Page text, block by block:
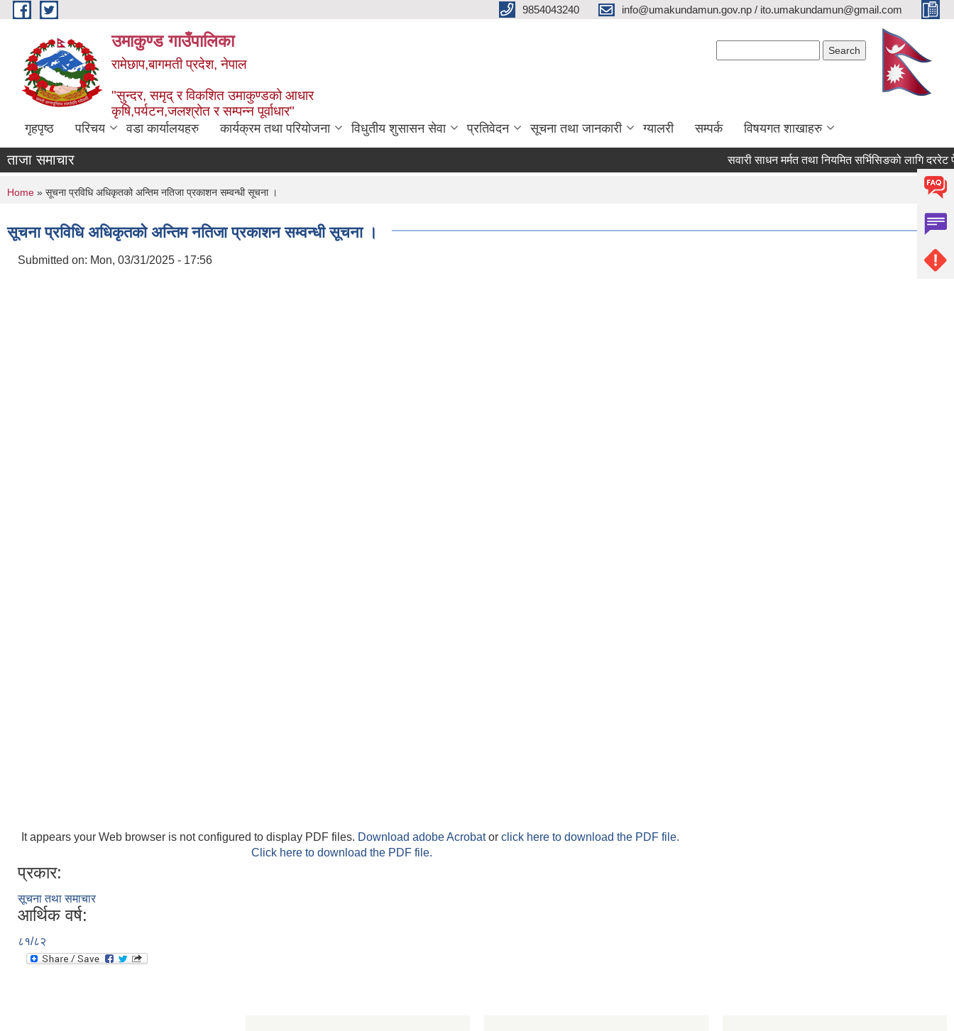
Skip to main content 9854043240 info@umakundamun.gov.np / ito.umakundamun@gmail.com
उमाकुण्ड गाउँपालिका
रामेछाप,बागमती प्रदेश, नेपाल
"सुन्दर, समृद् र विकशित उमाकुण्डको आधार
कृषि,पर्यटन,जलश्रोत र सम्पन्न पूर्वाधार"
गृहपृष्ठ परिचय वडा कार्यालयहरु कार्यक्रम तथा परियोजना विधुतीय शुसासन सेवा प्रतिवेदन सूचना तथा जानकारी ग्यालरी सम्पर्क विषयगत शाखाहरु
ताजा समाचार सवारी साधन मर्मत तथा नियमित सर्भिसिङको लागि दररेट पेश
You are here
Home » सूचना प्रविधि अधिकृतको अन्तिम नतिजा प्रकाशन सम्वन्धी सूचना ।
सूचना प्रविधि अधिकृतको अन्तिम नतिजा प्रकाशन सम्वन्धी सूचना ।
Submitted on: Mon, 03/31/2025 - 17:56
It appears your Web browser is not configured to display PDF files. Download adobe Acrobator click here to download the PDF file.
Click here to download the PDF file.
प्रकार:
सूचना तथा समाचार
आर्थिक वर्ष:
८१/८२